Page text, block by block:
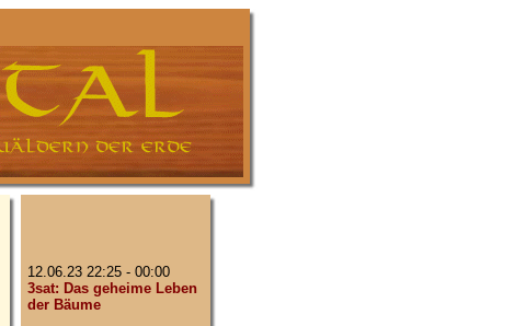
12.06.23 22:25 - 00:00
3sat: Das geheime Leben
der Bäume